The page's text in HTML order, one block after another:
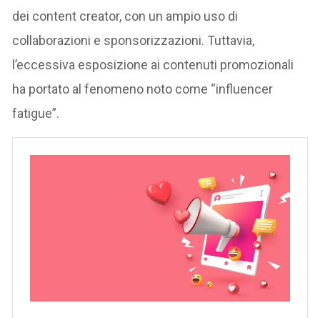
dei content creator, con un ampio uso di
collaborazioni e sponsorizzazioni. Tuttavia,
l’eccessiva esposizione ai contenuti promozionali
ha portato al fenomeno noto come “influencer
fatigue”.